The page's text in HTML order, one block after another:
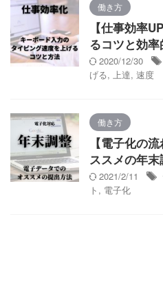
働き方
【仕事効率
るコツと効
2020/12/30
げる, 上達, 速度
働き方
【電子化の
ススメの年
2021/2/11
ト , 電子化